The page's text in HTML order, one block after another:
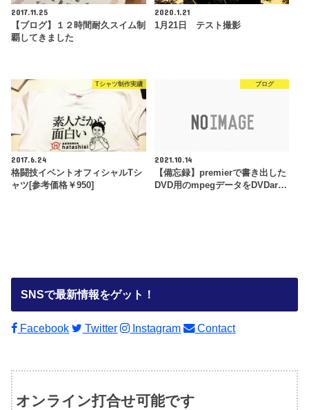
2017.11.25
【ブログ】１２時間耐久スイム制
覇してきました
2020.1.21
1月21日 テスト撮影
Tシャツ制作実績
2017.6.24
格闘技イベントオフィシャルTシ
ャツ[参考価格￥950]
ブログ
2021.10.14
【備忘録】premierで書き出した
DVD用のmpegデータをDVDar…
SNSで最新情報をゲット！
Facebook Twitter Instagram Contact
オンライン打合せ可能です